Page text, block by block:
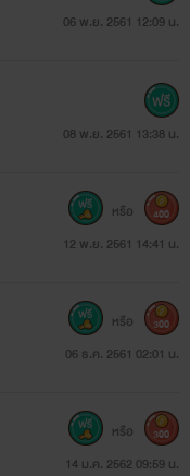
06 พ.ย. 2561 12:09 น.
08 พ.ย. 2561 13:38 น.
12 พ.ย. 2561 14:41 น.
หรือ 400
06 ธ.ค. 2561 02:01 น.
หรือ 300
14 ม.ค. 2562 09:59 น.
หรือ 300